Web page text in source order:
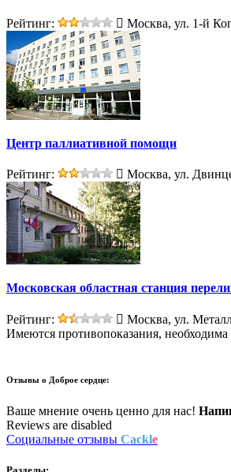
Рейтинг: Москва, ул. 1-й
Центр паллиативной помощи
Рейтинг: Москва, ул.
Московская областная станция
Рейтинг: Москва, ул.
Имеются противопоказания, необходима
Отзывы о Доброе сердце:
Ваше мнение очень ценно для нас!
Reviews are disabled
Социальные отзывы Cackle